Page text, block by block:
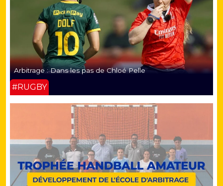
Arbitrage : Dans les pas de Chloé Pelle
#RUGBY